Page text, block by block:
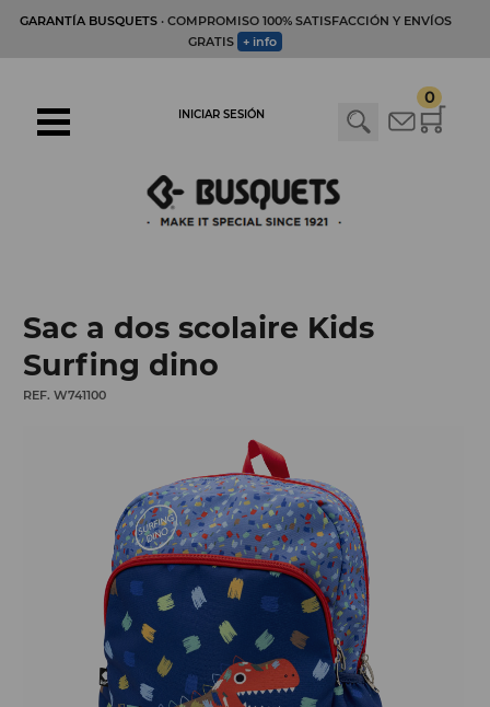
GARANTÍA BUSQUETS· COMPROMISO 100% SATISFACCIÓN Y ENVÍOS
GRATIS + info
0
INICIAR SESIÓN
Sac a dos scolaire Kids
Surfing dino
REF. W741100